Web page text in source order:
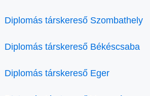
Diplomás társkereső Szombathely
Diplomás társkereső Békéscsaba
Diplomás társkereső Eger